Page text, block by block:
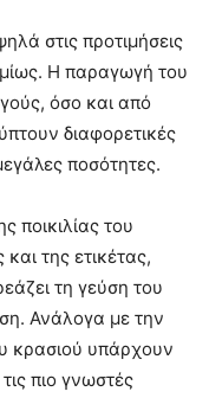
στις προτιμήσεις
Η παραγωγή του
όσο και από
διαφορετικές
ποσότητες.
ποικιλίας του
της ετικέτας,
τη γεύση του
Ανάλογα με την
κρασιού υπάρχουν
πιο γνωστές